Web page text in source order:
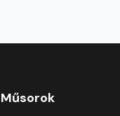
Műsorok